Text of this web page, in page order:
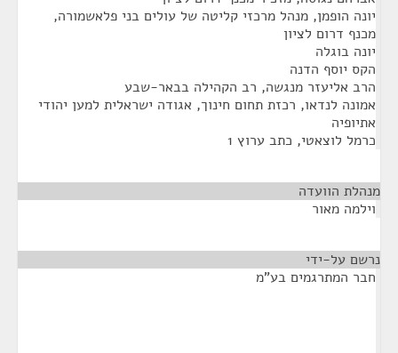
יונה הופמן, מנהל מרכזי קליטה של עולים בני פלאשמורה,
מכנף דרום לציון
יונה בוגלה
הקס יוסף הדנה
הרב אליעזר מנגשה, רב הקהילה בבאר-שבע
אמונה לנדאו, רכזת תחום חינוך, אגודה ישראלית למען יהודי
אתיופיה
כרמל לוצאטי, כתב ערוץ 1
מנהלת הוועדה
וילמה מאור
נרשם על-ידי
חבר המתרגמים בע"מ